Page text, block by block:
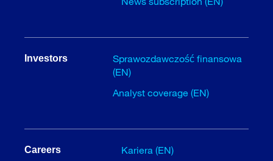
Investors
Sprawozdawczość finansowa
(EN)
Analyst coverage (EN)
Careers
Kariera (EN)